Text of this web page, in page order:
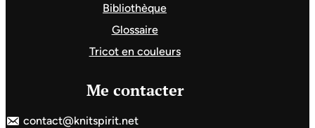
Bibliothèque
Glossaire
Tricot en couleurs
Me contacter
contact@knitspirit.net